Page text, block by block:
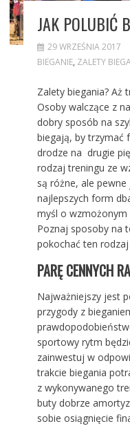
JAK POLUBIĆ
29 WRZEŚNIA 2017
BIEGANIE, ZALETY
Zalety biegania? Aż
Osoby walczące z
dobry sposób na
biegają, by trzymać
drodze na drugie
rodzaj treningu ze
są różne, ale
najlepszych form
myśl o wzmożonym
Poznaj sposoby na
pokochać ten
PARĘ CENNYCH
Najważniejszy jest
przygody z
sportowy rytm
zainwestuj w
trakcie biegania
z wykonywanego
buty dobrze
sobie osiągnięcie